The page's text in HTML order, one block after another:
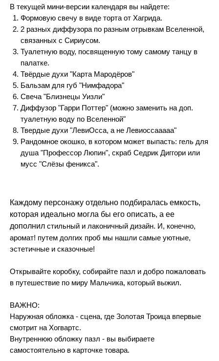
В текущей мини-версии календаря вы найдете:
Формовую свечу в виде торта от Хагрида.
2 разных диффузора по разным отрывкам Вселенной,
связанных с Сириусом.
Туалетную воду, посвященную тому самому танцу в
палатке.
Твёрдые духи "Карта Мародёров"
Бальзам для губ "Нимфадора"
Свеча "Близнецы Уизли"
Диффузор "Гарри Поттер" (можно заменить на доп.
туалетную воду по Вселенной"
Твердые духи "ЛевиОсса, а не Левиоссааааа"
Рандомное окошко, в котором может выпасть: гель для
душа "Профессор Люпин", скраб Седрик Диггори или
мусс "Слёзы феникса".
Каждому персонажу отдельно подбиралась емкость,
которая идеально могла бы его описать, а ее
дополнил стильный и лаконичный дизайн. И, конечно,
аромат! путем долгих проб мы нашли самые уютные,
эстетичные и сказочные!
Открывайте коробку, собирайте пазл и добро пожаловать
в путешествие по миру Мальчика, который выжил.
ВАЖНО:
Наружная обложка - сцена, где Золотая Троица впервые
смотрит на Хогвартс.
Внутреннюю обложку пазл - вы выбираете
самостоятельно в карточке товара.